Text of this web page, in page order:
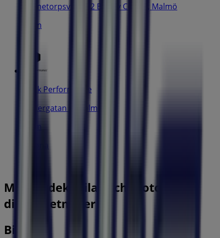
Kronetorpsvägen 2 Burlöv Center, Malmö
11 m
Peak Performance
Södergatan 9, Malmö
Malmö'deki Bilar och Motor'nin
diğer işletmeleri
Bilia